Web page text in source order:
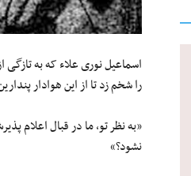
اسماعیل نوری علاء که به تازگی
را شخم زد تا از این هوادار
«به نظر تو، ما در قبال اعلام
نشود؟»